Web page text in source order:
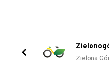
Zielona